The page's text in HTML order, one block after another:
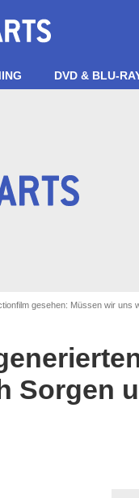
DVD & BLU-
gesehen: Müssen wir
Sorgen